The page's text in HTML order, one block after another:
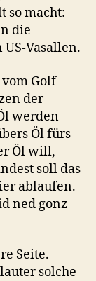
so macht:
die
Vasallen.
Golf
der
werden
Öl fürs
Öl will,
soll das
ablaufen.
ned gonz
Seite.
solche